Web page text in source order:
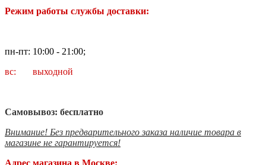
Режим работы службы доставки:
пн-пт: 10:00 - 21:00;
вс: выходной
Самовывоз: бесплатно
Внимание! Без предварительного заказа наличие товара в
магазине не гарантируется!
Адрес магазина в Москве: